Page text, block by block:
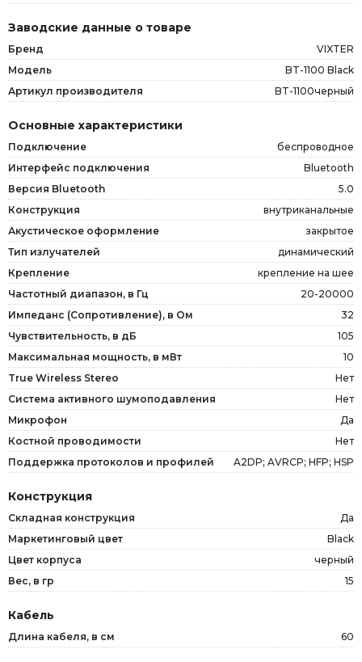
Заводские данные о товаре
Бренд
VIXTER
Модель
BT-1100 Black
Артикул производителя
BT-1100черный
Основные характеристики
Подключение
беспроводное
Интерфейс подключения
Bluetooth
Версия Bluetooth
5.0
Конструкция
внутриканальные
Акустическое оформление
закрытое
Тип излучателей
динамический
Крепление
крепление на шее
Частотный диапазон, в Гц
20-20000
Импеданс (Сопротивление), в Ом
32
Чувствительность, в дБ
105
Максимальная мощность, в мВт
10
True Wireless Stereo
Нет
Система активного шумоподавления
Нет
Микрофон
Да
Костной проводимости
Нет
Поддержка протоколов и профилей
A2DP; AVRCP; HFP; HSP
Конструкция
Складная конструкция
Да
Маркетинговый цвет
Black
Цвет корпуса
черный
Вес, в гр
15
Кабель
Длина кабеля, в см 60